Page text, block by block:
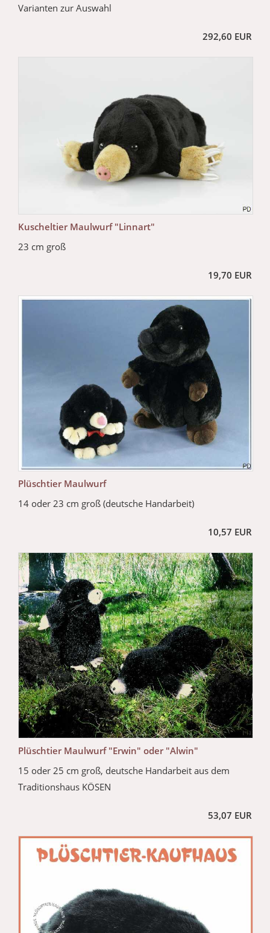
Varianten zur Auswahl
292,60 EUR
Kuscheltier Maulwurf "Linnart"
23 cm groß
19,70 EUR
Plüschtier Maulwurf
14 oder 23 cm groß (deutsche Handarbeit)
10,57 EUR
Plüschtier Maulwurf "Erwin" oder "Alwin"
15 oder 25 cm groß, deutsche Handarbeit aus dem
Traditionshaus KÖSEN
53,07 EUR